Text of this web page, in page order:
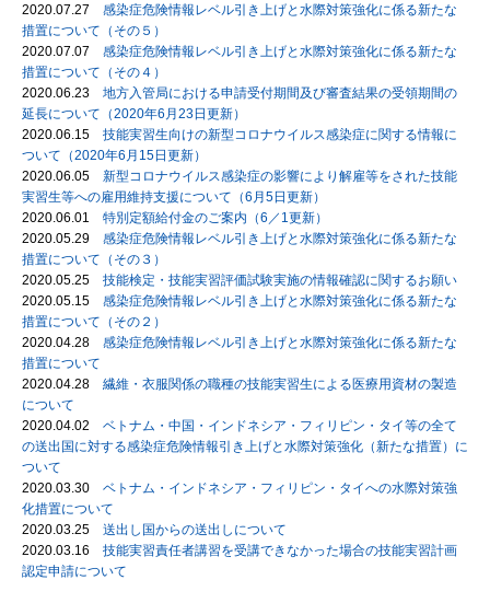
2020.07.27 感染症危険情報レベル引き上げと水際対策強化に係る新たな
措置について（その５）
2020.07.07 感染症危険情報レベル引き上げと水際対策強化に係る新たな
措置について（その４）
2020.06.23 地方入管局における申請受付期間及び審査結果の受領期間の
延長について（2020年6月23日更新）
2020.06.15 技能実習生向けの新型コロナウイルス感染症に関する情報に
ついて（2020年6月15日更新）
2020.06.05 新型コロナウイルス感染症の影響により解雇等をされた技能
実習生等への雇用維持支援について（6月5日更新）
2020.06.01 特別定額給付金のご案内（6／1更新）
2020.05.29 感染症危険情報レベル引き上げと水際対策強化に係る新たな
措置について（その３）
2020.05.25 技能検定・技能実習評価試験実施の情報確認に関するお願い
2020.05.15 感染症危険情報レベル引き上げと水際対策強化に係る新たな
措置について（その２）
2020.04.28 感染症危険情報レベル引き上げと水際対策強化に係る新たな
措置について
2020.04.28 繊維・衣服関係の職種の技能実習生による医療用資材の製造
について
2020.04.02 ベトナム・中国・インドネシア・フィリピン・タイ等の全て
の送出国に対する感染症危険情報引き上げと水際対策強化（新たな措置）に
ついて
2020.03.30 ベトナム・インドネシア・フィリピン・タイへの水際対策強
化措置について
2020.03.25 送出し国からの送出しについて
2020.03.16 技能実習責任者講習を受講できなかった場合の技能実習計画
認定申請について